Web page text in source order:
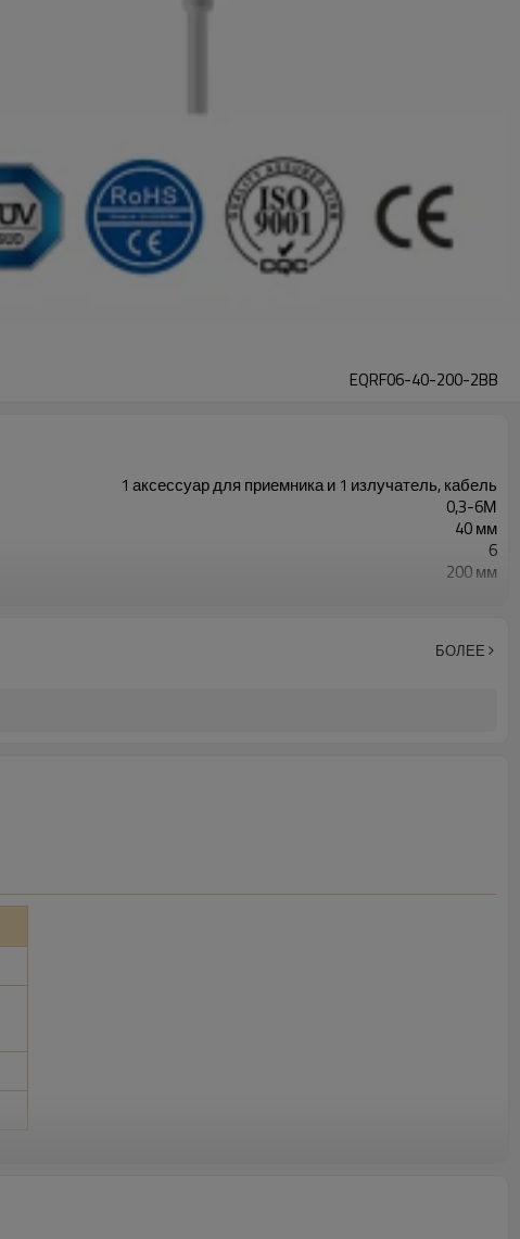
EQRF06-40-200-2BB
1 аксессуар для приемника и 1 излучатель, кабель
0,3-6М
40 мм
6
200 мм
БОЛЕЕ